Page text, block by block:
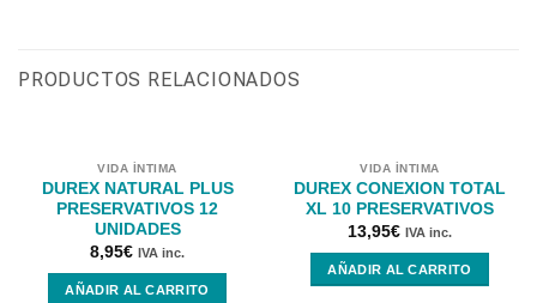
PRODUCTOS RELACIONADOS
VIDA ÍNTIMA
DUREX NATURAL PLUS
PRESERVATIVOS 12
UNIDADES
8,95€ IVA inc.
AÑADIR AL CARRITO
VIDA ÍNTIMA
DUREX CONEXION TOTAL
XL 10 PRESERVATIVOS
13,95€ IVA inc.
AÑADIR AL CARRITO